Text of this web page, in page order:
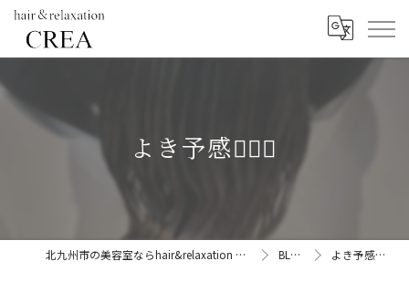
よき予感💆🏼‍♀️
北九州市の美容室ならhair&relaxation CREA BLOG よき予感💆🏼‍♀️